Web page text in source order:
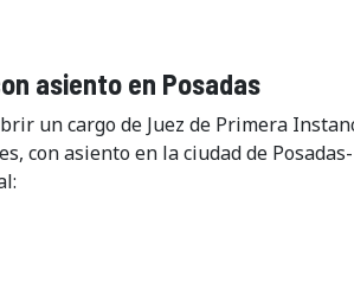
asiento en Posadas
un cargo de Juez de Primera
con asiento en la ciudad de